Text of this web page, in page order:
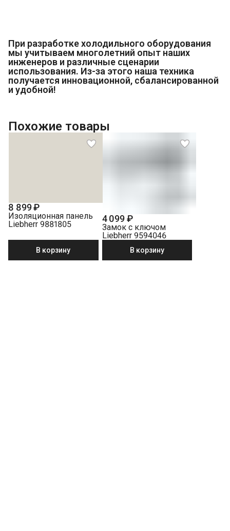
При разработке холодильного оборудования
мы учитываем многолетний опыт наших
инженеров и различные сценарии
использования. Из-за этого наша техника
получается инновационной, сбалансированной
и удобной!
Похожие товары
8 899 ₽
Изоляционная панель
Liebherr 9881805
В корзину
4 099 ₽
Замок с ключом
Liebherr 9594046
В корзину